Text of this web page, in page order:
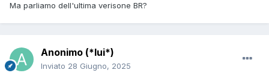
Ma parliamo dell'ultima verisone BR?
Anonimo (*lui*)
Inviato 28 Giugno, 2025